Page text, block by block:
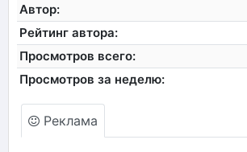
Автор:
Рейтинг автора:
Просмотров всего:
Просмотров за неделю:
Реклама